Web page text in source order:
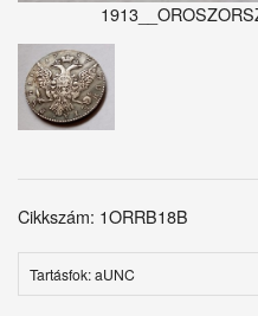
Cikkszám: 1ORRB18B
Tartásfok: aUNC